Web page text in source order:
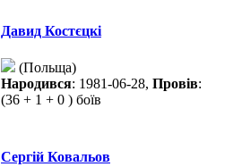
Давид Костєцкі
(Польща)
Народився: 1981-06-28, Провів:
(36 + 1 + 0 ) боїв
Сергій Ковальов